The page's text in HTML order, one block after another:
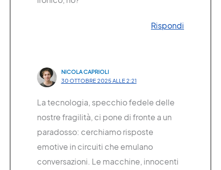
Rispondi
NICOLA CAPRIOLI
30 OTTOBRE 2025 ALLE 2:21
La tecnologia, specchio fedele delle
nostre fragilità, ci pone di fronte a un
paradosso: cerchiamo risposte
emotive in circuiti che emulano
conversazioni. Le macchine, innocenti